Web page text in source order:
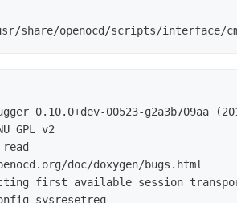
share/openocd/scripts/interface/
0.10.0+dev-00523-g2a3b709aa
GPL v2
first available session
sysresetreq